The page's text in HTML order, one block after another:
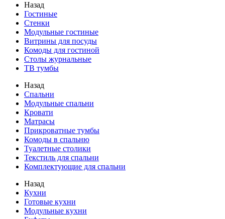
Назад
Гостиные
Стенки
Модульные гостиные
Витрины для посуды
Комоды для гостиной
Столы журнальные
ТВ тумбы
Назад
Спальни
Модульные спальни
Кровати
Матрасы
Прикроватные тумбы
Комоды в спальню
Туалетные столики
Текстиль для спальни
Комплектующие для спальни
Назад
Кухни
Готовые кухни
Модульные кухни